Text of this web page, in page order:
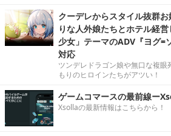
クーデレからスタイル抜群
りな人外娘たちとホテル経
少女」テーマのADV『ヨグ=
対応
ツンデレドラゴン娘や無口な複眼
もりのヒロインたちがアツい！
ゲームコマースの最前線ー
Xsollaの最新情報はこちらから！